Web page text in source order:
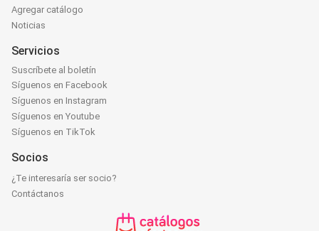
Agregar catálogo
Noticias
Servicios
Suscríbete al boletín
Síguenos en Facebook
Síguenos en Instagram
Síguenos en Youtube
Síguenos en TikTok
Socios
¿Te interesaría ser socio?
Contáctanos